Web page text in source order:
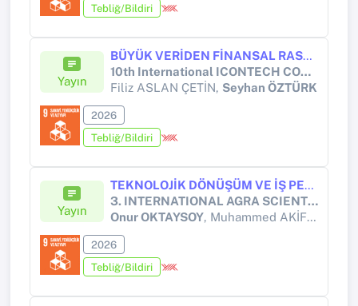
Tebliğ/Bildiri
Yayın
BÜYÜK VERİDEN FİNANSAL RASYONALİTEYE: PERAKENDE SEKTÖRÜNDE STRATEJİK YÖNETİM MUHASEBESİ VE PAZARLAMA SİNERJİSİNİN VAKA ANALİZİ
10th International ICONTECH CONGRESS on Innovative Surveys in Positive Sciences
Filiz ASLAN ÇETİN, Seyhan ÖZTÜRK
2026
Tebliğ/Bildiri
Yayın
TEKNOLOJİK DÖNÜŞÜM VE İŞ PERFORMANSI: META-ANALİTİK BİR DEĞERLENDİRME
3. INTERNATIONAL AGRA SCIENTIFIC RESEARCHES AND INNOVATION CONGRESS
Onur OKTAYSOY, Muhammed AKİF YENİKAYA, Ethem TOPÇUOĞLU
2026
Tebliğ/Bildiri